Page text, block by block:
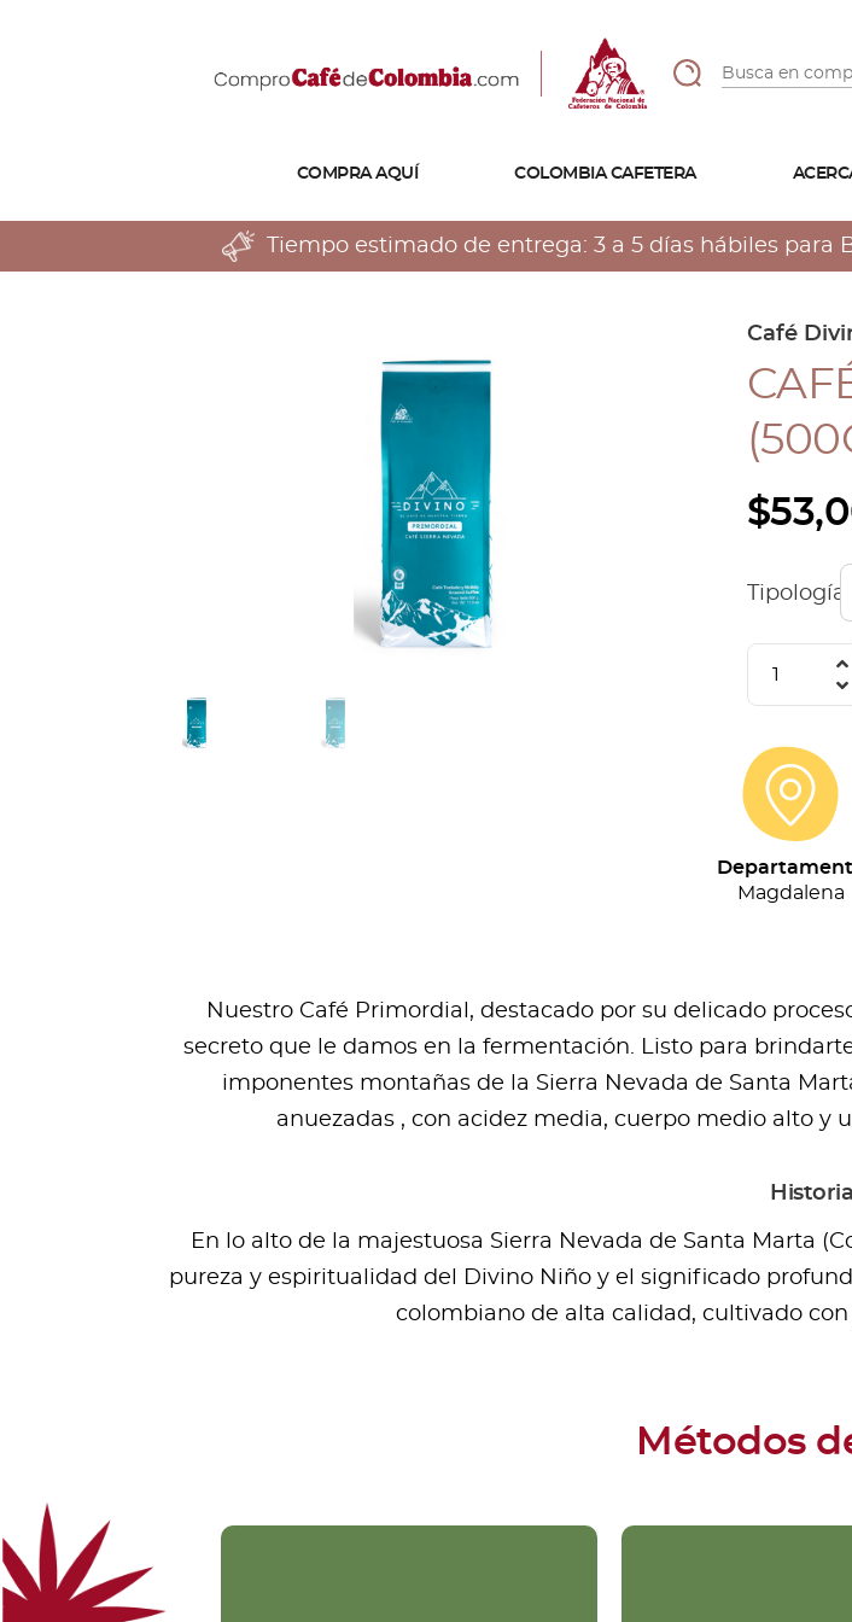
COMPRA AQUÍ COLOMBIA CAFETERA
Tiempo estimado de entrega: 3 a 5 días hábiles para
Café
$
Tipología
Divino
(500G)
cantidad
Magdalena
Nuestro Café Primordial, destacado por su delicado
secreto que le damos en la fermentación. Listo para
imponentes montañas de la Sierra Nevada de Santa
anuezadas , con acidez media, cuerpo medio alto y
Historia
En lo alto de la majestuosa Sierra Nevada de Santa Marta
pureza y espiritualidad del Divino Niño y el significado
colombiano de alta calidad, cultivado
Métodos